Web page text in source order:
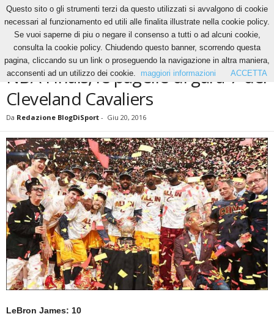
Basket NBA Finals, le pagelle di gara-7 dei Cleveland Cavaliers
BASKET
NBA Finals, le pagelle di gara-7 dei
Cleveland Cavaliers
Da Redazione BlogDiSport - Giu 20, 2016
LeBron James: 10
Questo sito o gli strumenti terzi da questo utilizzati si avvalgono di cookie
necessari al funzionamento ed utili alle finalita illustrate nella cookie policy.
Se vuoi saperne di piu o negare il consenso a tutti o ad alcuni cookie,
consulta la cookie policy. Chiudendo questo banner, scorrendo questa
pagina, cliccando su un link o proseguendo la navigazione in altra maniera,
acconsenti ad un utilizzo dei cookie.
maggiori informazioni ACCETTA